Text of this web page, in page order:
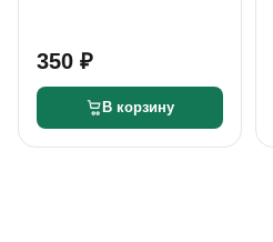
350 ₽
В корзину